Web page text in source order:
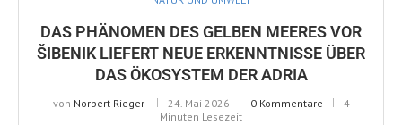
DAS PHÄNOMEN DES GELBEN MEERES VOR
ŠIBENIK LIEFERT NEUE ERKENNTNISSE ÜBER
DAS ÖKOSYSTEM DER ADRIA
von Norbert Rieger 24. Mai 2026 0 Kommentare
4
Minuten Lesezeit